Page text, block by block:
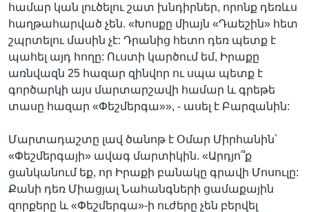
համար կան լուծելու շատ խնդիրներ, որոնք դեռևս
հաղթահարված չեն. «Խոսքը միայն «Դաեշին» հետ
շպրտելու մասին չէ: Դրանից հետո դեռ պետք է
պահել այդ հողը: Ուստի կարծում եմ, Իրաքը
առնվազն 25 հազար զինվոր ու սպա պետք է
գործարկի այս մարտարշավի համար և գրեթե
տասը հազար «Փեշմերգա»», - ասել է Բարզանին:
Մարտադաշտը լավ ծանոթ է Օմար Միրհանին՝
«Փեշմերգայի» ավագ մարտիկին. «Արդյո՞ք
ցանկանում եք, որ Իրաքի բանակը գրավի Մոսուլը:
Քանի դեռ Միացյալ Նահանգների ցամաքային
զորքերը և «Փեշմերգա»-ի ուժերը չեն բերվել